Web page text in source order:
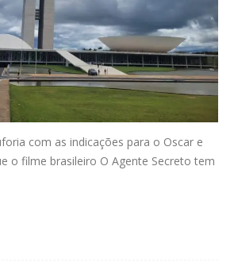
com as indicações para o Oscar e
o filme brasileiro O Agente Secreto tem